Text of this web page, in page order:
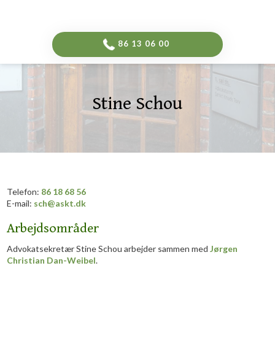
​86 13 06 00​
Stine Schou
Telefon: 86 18 68 56
E-mail: sch@askt.dk
Arbejdsområder
Advokatsekretær Stine Schou arbejder sammen med Jørgen
Christian Dan-Weibel.